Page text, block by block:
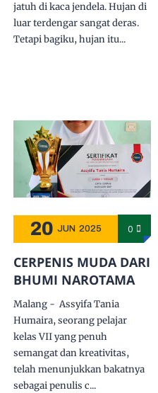
jatuh di kaca jendela. Hujan di
luar terdengar sangat deras.
Tetapi bagiku, hujan itu...
20 JUN 2025 0
CERPENIS MUDA DARI
BHUMI NAROTAMA
Malang - Assyifa Tania
Humaira, seorang pelajar
kelas VII yang penuh
semangat dan kreativitas,
telah menunjukkan bakatnya
sebagai penulis c...